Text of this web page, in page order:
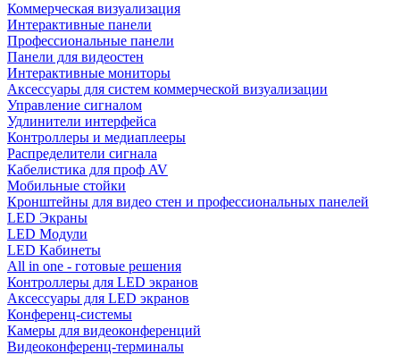
Коммерческая визуализация
Интерактивные панели
Профессиональные панели
Панели для видеостен
Интерактивные мониторы
Аксессуары для систем коммерческой визуализации
Управление сигналом
Удлинители интерфейса
Контроллеры и медиаплееры
Распределители сигнала
Кабелистика для проф AV
Мобильные стойки
Кронштейны для видео стен и профессиональных панелей
LED Экраны
LED Модули
LED Кабинеты
All in one - готовые решения
Контроллеры для LED экранов
Аксессуары для LED экранов
Конференц-системы
Камеры для видеоконференций
Видеоконференц-терминалы